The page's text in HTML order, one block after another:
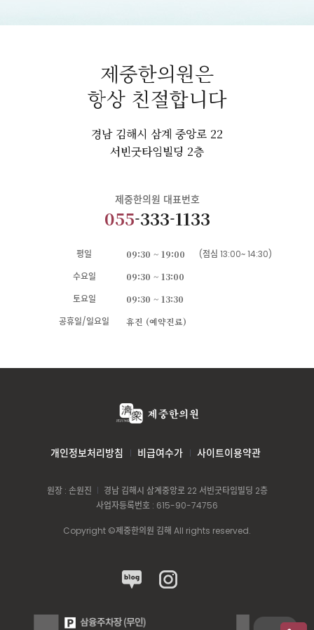
제중한의원은
항상 친절합니다
경남 김해시 삼계 중앙로 22
서빈굿타임빌딩 2층
제중한의원 대표번호
055-333-1133
평일 09:30 ~ 19:00
(점심 13:00~ 14:30)
수요일
09:30 ~ 13:00
토요일
09:30 ~ 13:30
공휴일/일요일
휴진 (예약진료)
개인정보처리방침 비급여수가 사이트이용약관
원장 : 손원진
경남 김해시 삼계중앙로 22 서빈굿타임빌딩 2층
사업자등록번호 : 615-90-74756
Copyright ©제중한의원 김해 All rights reserved.